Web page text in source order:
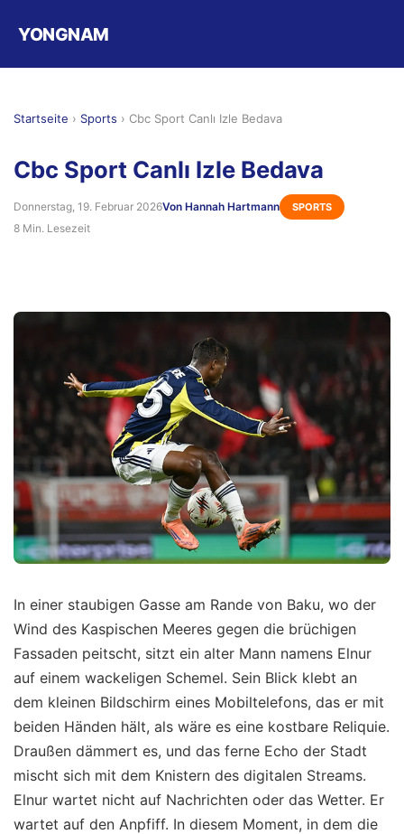
YONGNAM
Startseite › Sports › Cbc Sport Canlı Izle Bedava
Cbc Sport Canlı Izle Bedava
Donnerstag, 19. Februar 2026Von Hannah Hartmann SPORTS
8 Min. Lesezeit
In einer staubigen Gasse am Rande von Baku, wo der
Wind des Kaspischen Meeres gegen die brüchigen
Fassaden peitscht, sitzt ein alter Mann namens Elnur
auf einem wackeligen Schemel. Sein Blick klebt an
dem kleinen Bildschirm eines Mobiltelefons, das er mit
beiden Händen hält, als wäre es eine kostbare Reliquie.
Draußen dämmert es, und das ferne Echo der Stadt
mischt sich mit dem Knistern des digitalen Streams.
Elnur wartet nicht auf Nachrichten oder das Wetter. Er
wartet auf den Anpfiff. In diesem Moment, in dem die